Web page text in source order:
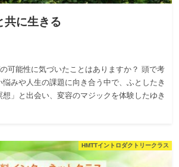
共に生きる
可能性に気づいたことはありますか？ 頭で考
悩みや人生の課題に向き合う中で、ふとしたき
想」と出会い、変容のマジックを体験したゆき
HMTTイントロダクトリークラス